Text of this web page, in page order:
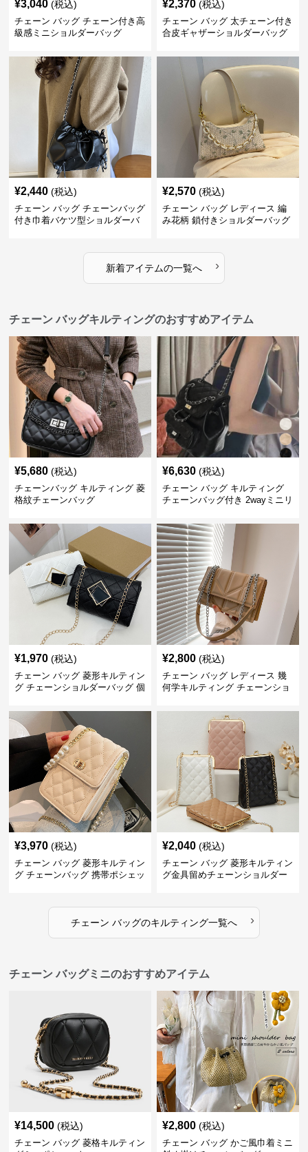
¥3,040 (税込)
チェーン バッグ チェーン付き高
級感ミニショルダーバッグ
¥2,370 (税込)
チェーン バッグ 太チェーン付き
合皮ギャザーショルダーバッグ
¥2,440 (税込)
チェーン バッグ チェーンバッグ
付き巾着バケツ型ショルダーバ
¥2,570 (税込)
チェーン バッグ レディース 編
み花柄 鎖付きショルダーバッグ
新着アイテムの一覧へ ›
チェーン バッグキルティングのおすすめアイテム
¥5,680 (税込)
チェーンバッグ キルティング 菱
格紋チェーンバッグ
¥6,630 (税込)
チェーン バッグ キルティング
チェーンバッグ付き 2wayミニリ
¥1,970 (税込)
チェーン バッグ 菱形キルティン
グ チェーンショルダーバッグ 個
¥2,800 (税込)
チェーン バッグ レディース 幾
何学キルティング チェーンショ
¥3,970 (税込)
チェーン バッグ 菱形キルティン
グ チェーンバッグ 携帯ポシェッ
¥2,040 (税込)
チェーン バッグ 菱形キルティン
グ金具留めチェーンショルダー
チェーン バッグのキルティング一覧へ ›
チェーン バッグミニのおすすめアイテム
¥14,500 (税込)
チェーン バッグ 菱格キルティン
¥2,800 (税込)
チェーン バッグ かご風巾着ミニ